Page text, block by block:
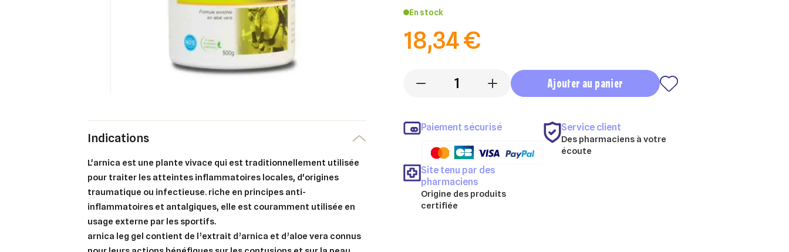
En stock
18,34 €
- + Ajouter au panier
Paiement sécurisé Service client
Des pharmaciens à votre
écoute
Site tenu par des
pharmaciens
Origine des produits
certifiée
Indications
l'arnica est une plante vivace qui est traditionnellement utilisée
pour traiter les atteintes inflammatoires locales, d'origines
traumatique ou infectieuse. riche en principes anti-
inflammatoires et antalgiques, elle est couramment utilisée en
usage externe par les sportifs.
arnica leg gel contient de l’extrait d’arnica et d’aloe vera connus